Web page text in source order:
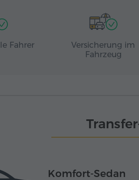
Fahrer
Versicherung im
Fahrzeug
Komfort-Sedan